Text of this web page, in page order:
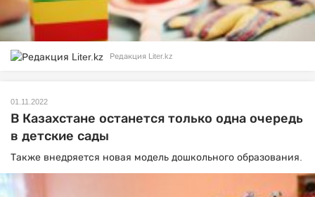
Редакция Liter.kz
01.11.2022
В Казахстане останется только одна очередь
в детские сады
Также внедряется новая модель дошкольного образования.